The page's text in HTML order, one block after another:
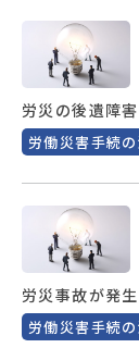
労災の後遺障
労働災害手続
労災事故が発
労働災害手続